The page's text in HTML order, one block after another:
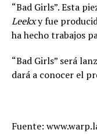
“Bad Girls”. Esta
Leekxy fue
ha hecho trabajos
“Bad Girls” será
dará a conocer el
Fuente: